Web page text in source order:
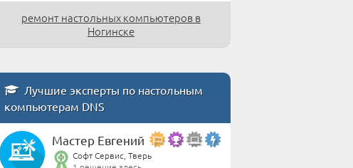
ремонт настольных компьютеров в
Ногинске
Лучшие эксперты по настольным
компьютерам DNS
Мастер Евгений
Софт Сервис, Тверь